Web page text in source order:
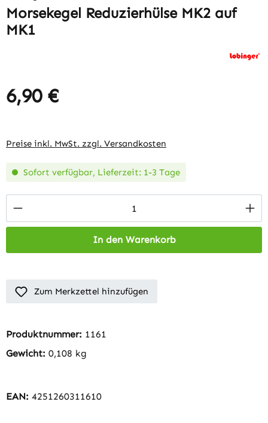
Morsekegel Reduzierhülse MK2 auf
MK1
Regulärer Preis:
6,90 €
Preise inkl. MwSt. zzgl. Versandkosten
Sofort verfügbar, Lieferzeit: 1-3 Tage
Produkt Anzahl: Gib den gewünschten
In den Warenkorb
Zum Merkzettel hinzufügen
Produktnummer: 1161
Gewicht: 0,108 kg
EAN: 4251260311610